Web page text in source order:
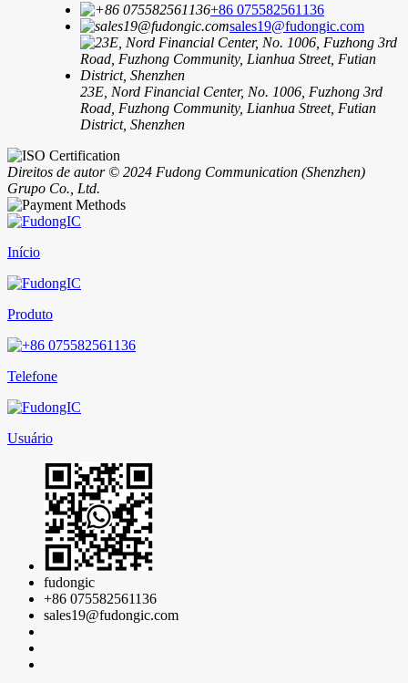
+86 075582561136
sales19@fudongic.com
23E, Nord Financial Center, No. 1006, Fuzhong 3rd
Road, Fuzhong Community, Lianhua Street, Futian
District, Shenzhen
Direitos de autor © 2024 Fudong Communication (Shenzhen)
Grupo Co., Ltd.
Início
Produto
Telefone
Usuário
fudongic
+86 075582561136
sales19@fudongic.com